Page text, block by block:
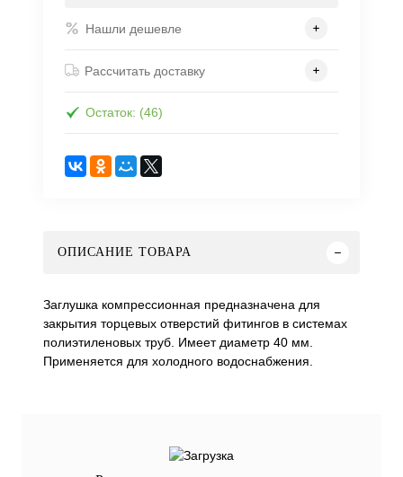
Нашли дешевле
Рассчитать доставку
Остаток: (46)
ОПИСАНИЕ ТОВАРА
Заглушка компрессионная предназначена для
закрытия торцевых отверстий фитингов в системах
полиэтиленовых труб. Имеет диаметр 40 мм.
Применяется для холодного водоснабжения.